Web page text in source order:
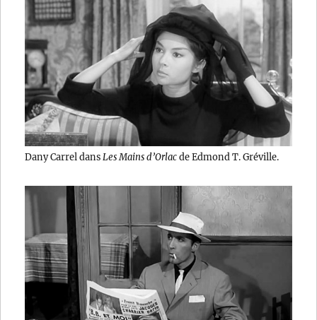
Dany Carrel dans Les Mains d’Orlacde Edmond T. Gréville.